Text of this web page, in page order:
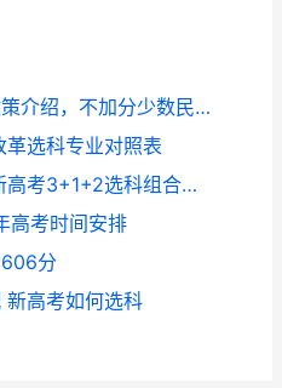
最新高考少数民族加分政策介绍，不加分少数民族是哪些
选科专业对照表
新高考如何选科最有利 新高考3+1+2选科组合排名
高考时间安排
分
新高考如何选科